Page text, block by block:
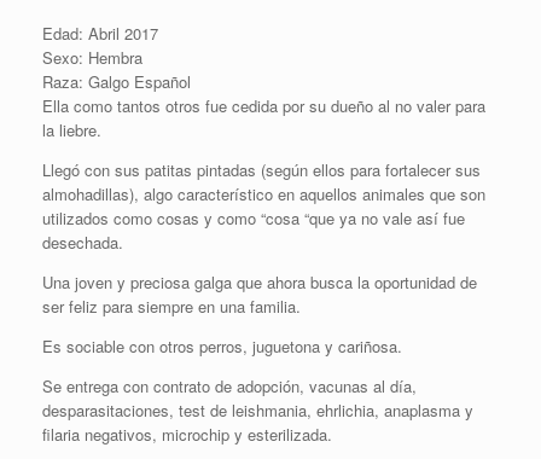
Edad: Abril 2017
Sexo: Hembra
Raza: Galgo Español
Ella como tantos otros fue cedida por su dueño al no valer para
la liebre.
Llegó con sus patitas pintadas (según ellos para fortalecer sus
almohadillas), algo característico en aquellos animales que son
utilizados como cosas y como “cosa “que ya no vale así fue
desechada.
Una joven y preciosa galga que ahora busca la oportunidad de
ser feliz para siempre en una familia.
Es sociable con otros perros, juguetona y cariñosa.
Se entrega con contrato de adopción, vacunas al día,
desparasitaciones, test de leishmania, ehrlichia, anaplasma y
filaria negativos, microchip y esterilizada.